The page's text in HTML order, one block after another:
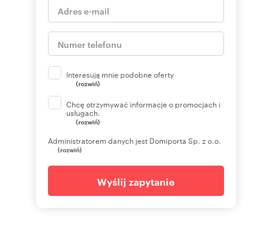
Interesują mnie podobne oferty
(rozwiń)
Chcę otrzymywać informacje o promocjach i
usługach.
(rozwiń)
Administratorem danych jest Domiporta Sp. z o.o.
(rozwiń)
Wyślij zapytanie